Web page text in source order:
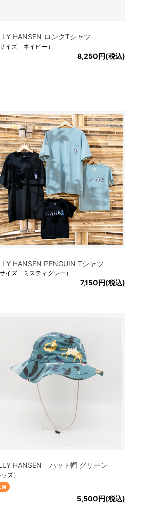
HANSEN ロングTシャツ
サイズ ネイビー）
8,250円(税込)
HANSEN PENGUIN Tシャツ
サイズ ミスティグレー）
7,150円(税込)
HANSEN ハット帽 グリーン
ッズ）
5,500円(税込)